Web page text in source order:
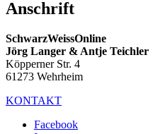
Anschrift
SchwarzWeissOnline
Jörg Langer & Antje Teichler
Köpperner Str. 4
61273 Wehrheim
KONTAKT
Facebook